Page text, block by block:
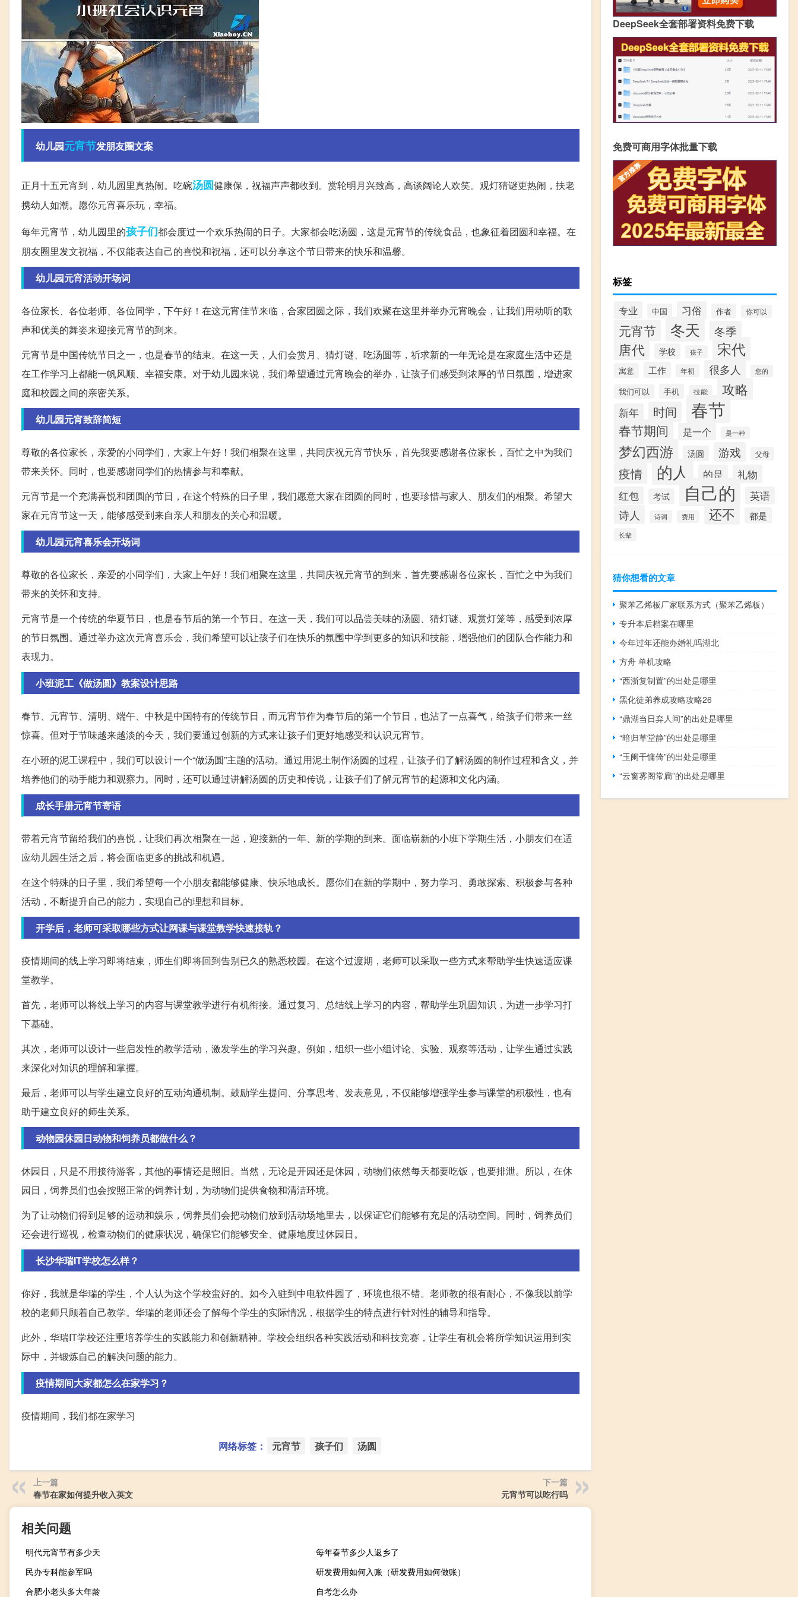
幼儿园元宵节发朋友圈文案
正月十五元宵到，幼儿园里真热闹。吃碗汤圆健康保，祝福声声都收到。赏轮明月兴致高，高谈阔论人欢笑。观灯猜谜更热闹，扶老
携幼人如潮。愿你元宵喜乐玩，幸福。
每年元宵节，幼儿园里的孩子们都会度过一个欢乐热闹的日子。大家都会吃汤圆，这是元宵节的传统食品，也象征着团圆和幸福。在
朋友圈里发文祝福，不仅能表达自己的喜悦和祝福，还可以分享这个节日带来的快乐和温馨。
幼儿园元宵活动开场词
各位家长、各位老师、各位同学，下午好！在这元宵佳节来临，合家团圆之际，我们欢聚在这里并举办元宵晚会，让我们用动听的歌
声和优美的舞姿来迎接元宵节的到来。
元宵节是中国传统节日之一，也是春节的结束。在这一天，人们会赏月、猜灯谜、吃汤圆等，祈求新的一年无论是在家庭生活中还是
在工作学习上都能一帆风顺、幸福安康。对于幼儿园来说，我们希望通过元宵晚会的举办，让孩子们感受到浓厚的节日氛围，增进家
庭和校园之间的亲密关系。
幼儿园元宵致辞简短
尊敬的各位家长，亲爱的小同学们，大家上午好！我们相聚在这里，共同庆祝元宵节快乐，首先我要感谢各位家长，百忙之中为我们
带来关怀。同时，也要感谢同学们的热情参与和奉献。
元宵节是一个充满喜悦和团圆的节日，在这个特殊的日子里，我们愿意大家在团圆的同时，也要珍惜与家人、朋友们的相聚。希望大
家在元宵节这一天，能够感受到来自亲人和朋友的关心和温暖。
幼儿园元宵喜乐会开场词
尊敬的各位家长，亲爱的小同学们，大家上午好！我们相聚在这里，共同庆祝元宵节的到来，首先要感谢各位家长，百忙之中为我们
带来的关怀和支持。
元宵节是一个传统的华夏节日，也是春节后的第一个节日。在这一天，我们可以品尝美味的汤圆、猜灯谜、观赏灯笼等，感受到浓厚
的节日氛围。通过举办这次元宵喜乐会，我们希望可以让孩子们在快乐的氛围中学到更多的知识和技能，增强他们的团队合作能力和
表现力。
小班泥工《做汤圆》教案设计思路
春节、元宵节、清明、端午、中秋是中国特有的传统节日，而元宵节作为春节后的第一个节日，也沾了一点喜气，给孩子们带来一丝
惊喜。但对于节味越来越淡的今天，我们要通过创新的方式来让孩子们更好地感受和认识元宵节。
在小班的泥工课程中，我们可以设计一个“做汤圆”主题的活动。通过用泥土制作汤圆的过程，让孩子们了解汤圆的制作过程和含义，并
培养他们的动手能力和观察力。同时，还可以通过讲解汤圆的历史和传说，让孩子们了解元宵节的起源和文化内涵。
成长手册元宵节寄语
带着元宵节留给我们的喜悦，让我们再次相聚在一起，迎接新的一年、新的学期的到来。面临崭新的小班下学期生活，小朋友们在适
应幼儿园生活之后，将会面临更多的挑战和机遇。
在这个特殊的日子里，我们希望每一个小朋友都能够健康、快乐地成长。愿你们在新的学期中，努力学习、勇敢探索、积极参与各种
活动，不断提升自己的能力，实现自己的理想和目标。
开学后，老师可采取哪些方式让网课与课堂教学快速接轨？
疫情期间的线上学习即将结束，师生们即将回到告别已久的熟悉校园。在这个过渡期，老师可以采取一些方式来帮助学生快速适应课
堂教学。
首先，老师可以将线上学习的内容与课堂教学进行有机衔接。通过复习、总结线上学习的内容，帮助学生巩固知识，为进一步学习打
下基础。
其次，老师可以设计一些启发性的教学活动，激发学生的学习兴趣。例如，组织一些小组讨论、实验、观察等活动，让学生通过实践
来深化对知识的理解和掌握。
最后，老师可以与学生建立良好的互动沟通机制。鼓励学生提问、分享思考、发表意见，不仅能够增强学生参与课堂的积极性，也有
助于建立良好的师生关系。
动物园休园日动物和饲养员都做什么？
休园日，只是不用接待游客，其他的事情还是照旧。当然，无论是开园还是休园，动物们依然每天都要吃饭，也要排泄。所以，在休
园日，饲养员们也会按照正常的饲养计划，为动物们提供食物和清洁环境。
为了让动物们得到足够的运动和娱乐，饲养员们会把动物们放到活动场地里去，以保证它们能够有充足的活动空间。同时，饲养员们
还会进行巡视，检查动物们的健康状况，确保它们能够安全、健康地度过休园日。
长沙华瑞IT学校怎么样？
你好，我就是华瑞的学生，个人认为这个学校蛮好的。如今入驻到中电软件园了，环境也很不错。老师教的很有耐心，不像我以前学
校的老师只顾着自己教学。华瑞的老师还会了解每个学生的实际情况，根据学生的特点进行针对性的辅导和指导。
此外，华瑞IT学校还注重培养学生的实践能力和创新精神。学校会组织各种实践活动和科技竞赛，让学生有机会将所学知识运用到实
际中，并锻炼自己的解决问题的能力。
疫情期间大家都怎么在家学习？
疫情期间，我们都在家学习
网络标签： 元宵节 孩子们 汤圆
上一篇
春节在家如何提升收入英文
下一篇
元宵节可以吃行吗
相关问题
明代元宵节有多少天
每年春节多少人返乡了
民办专科能参军吗
研发费用如何入账（研发费用如何做账）
合肥小老头多大年龄
自考怎么办
DeepSeek全套部署资料免费下载
免费可商用字体批量下载
标签
专业 中国 习俗 作者 你可以
元宵节 冬天 冬季
唐代 学校 孩子 宋代
寓意 工作 年初 很多人 您的
我们可以 手机 技能 攻略
新年 时间 春节
春节期间 是一个 是一种
梦幻西游 汤圆 游戏 父母
疫情 的人 的是 礼物
红包 考试 自己的 英语
诗人 诗词 费用 还不 都是
长辈
猜你想看的文章
聚苯乙烯板厂家联系方式（聚苯乙烯板）
专升本后档案在哪里
今年过年还能办婚礼吗湖北
方舟 单机攻略
“西浙复制置”的出处是哪里
黑化徒弟养成攻略攻略26
“鼎湖当日弃人间”的出处是哪里
“暗归草堂静”的出处是哪里
“玉阑干慵倚”的出处是哪里
“云窗雾阁常扃”的出处是哪里